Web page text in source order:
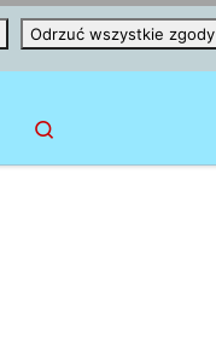
Odrzuć wszystkie zgody